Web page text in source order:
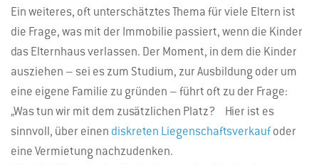
Ein weiteres, oft unterschätztes Thema für viele Eltern ist
die Frage, was mit der Immobilie passiert, wenn die Kinder
das Elternhaus verlassen. Der Moment, in dem die Kinder
ausziehen – sei es zum Studium, zur Ausbildung oder um
eine eigene Familie zu gründen – führt oft zu der Frage:
„Was tun wir mit dem zusätzlichen Platz? Hier ist es
sinnvoll, über einen diskreten Liegenschaftsverkauf oder
eine Vermietung nachzudenken.